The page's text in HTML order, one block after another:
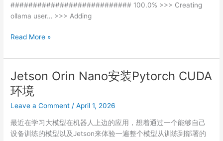
########################### 100.0% >>> Creating
ollama user… >>> Adding
在
Orin
上
基
于
私
有
Read More »
Jetson Orin Nano安装Pytorch CUDA
环境
Leave a Comment /April 1, 2026
最近在学习大模型在机器人上边的应用，想着通过一个能够自己
设备训练的模型以及Jetson来体验一遍整个模型从训练到部署的